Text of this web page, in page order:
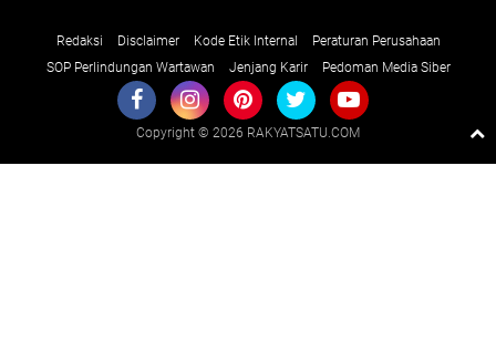
Redaksi Disclaimer Kode Etik Internal
Peraturan Perusahaan
SOP Perlindungan Wartawan
Jenjang Karir Pedoman Media Siber
Copyright © 2026 RAKYATSATU.COM
Raushan